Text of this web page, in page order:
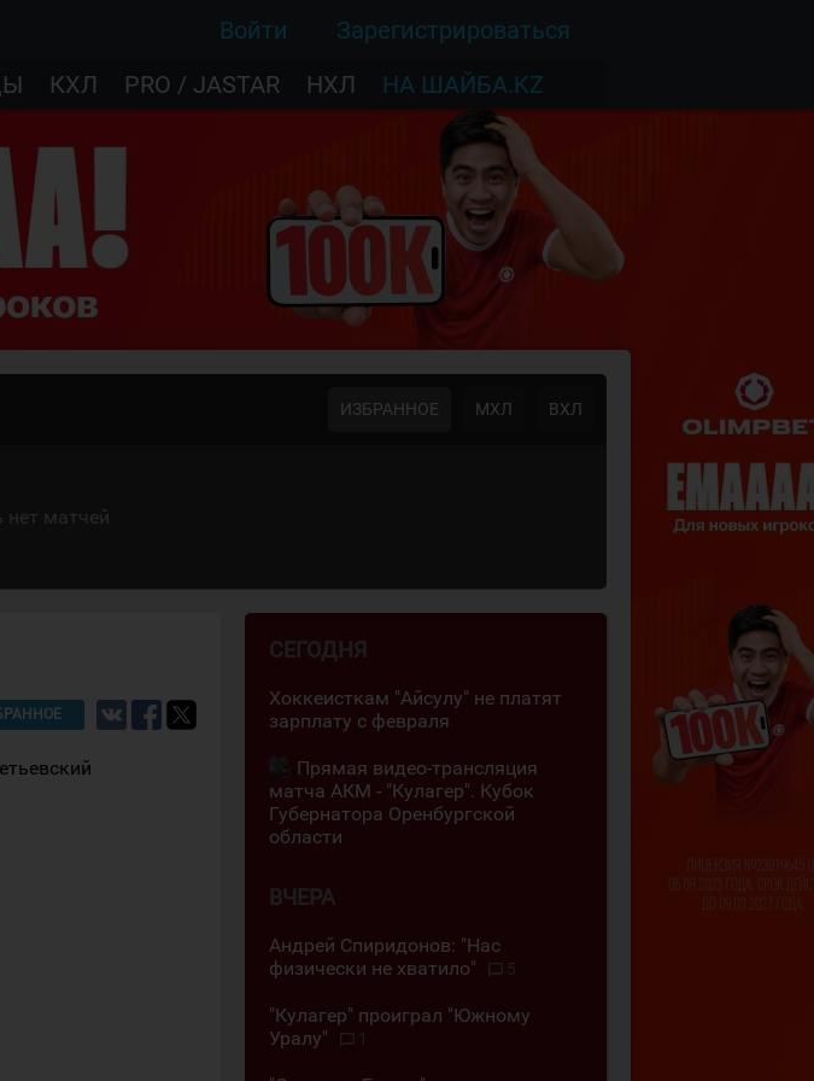
Войти
Зарегистрироваться
КХЛ PRO / JASTAR НХЛ НА ШАЙБА.KZ
ИЗБРАННОЕ МХЛ ВХЛ
нет матчей
СЕГОДНЯ
Хоккеисткам "Айсулу" не платят
зарплату с февраля
Прямая видео-трансляция
матча АКМ - "Кулагер". Кубок
Губернатора Оренбургской
области
ВЧЕРА
Андрей Спиридонов: "Нас
физически не хватило"
5
"Кулагер" проиграл "Южному
Уралу"
1